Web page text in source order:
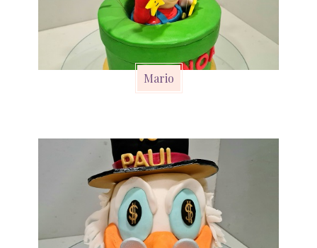
Mario